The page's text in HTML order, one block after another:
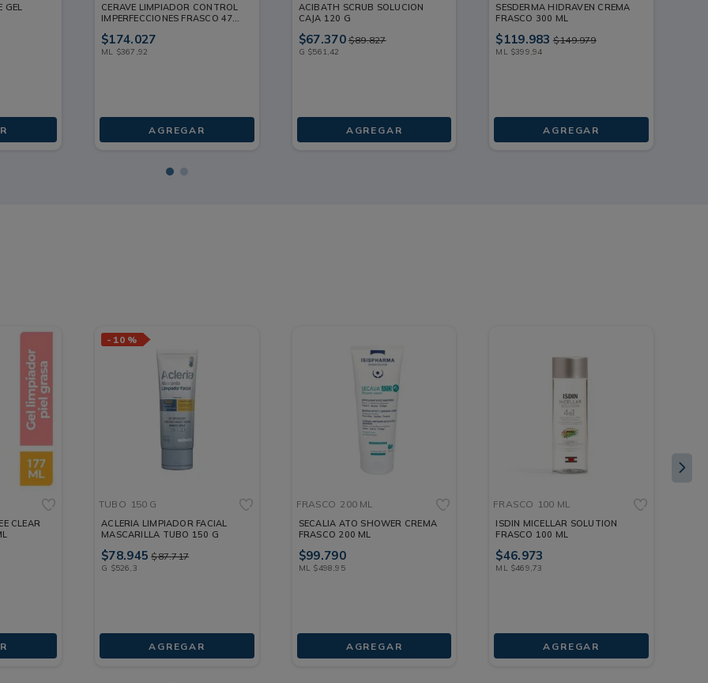
GEL
CERAVE LIMPIADOR CONTROL
IMPERFECCIONES FRASCO 473
$174.027
ML $367 ,92
AGREGAR
ACIBATH SCRUB SOLUCION
CAJA 120 G
$67.370 $89.827
G $561,42
AGREGAR
SESDERMA HIDRAVEN CREMA
FRASCO 300 ML
$119.983 $149.979
ML $399,94
AGREGAR
CLEAR
- 10 %
TUBO 150 G
ACLERIA LIMPIADOR FACIAL
MASCARILLA TUBO 150 G
$78.945 $87.717
G $526, 3
AGREGAR
FRASCO 200 ML
SECALIA ATO SHOWER CREMA
FRASCO 200 ML
$99.790
ML $498,95
AGREGAR
FRASCO 100 ML
ISDIN MICELLAR SOLUTION
FRASCO 100 ML
$46.973
ML $469,73
AGREGAR